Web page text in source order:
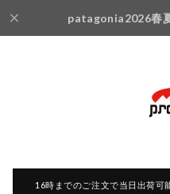
patagonia2026春
16時までのご注文で当日出荷可